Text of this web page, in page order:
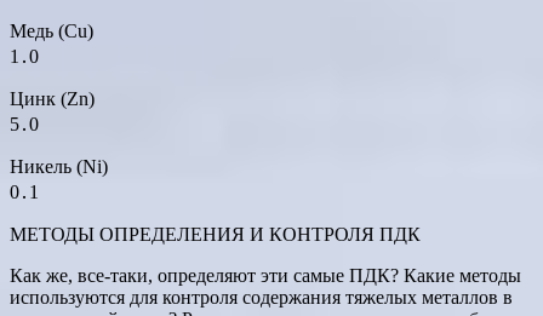
Медь (Cu)
1․0
Цинк (Zn)
5․0
Никель (Ni)
0․1
МЕТОДЫ ОПРЕДЕЛЕНИЯ И КОНТРОЛЯ ПДК
Как же, все-таки, определяют эти самые ПДК? Какие методы
используются для контроля содержания тяжелых металлов в